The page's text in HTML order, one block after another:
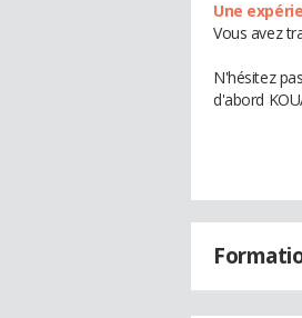
Une
Vous avez
N'hésitez
d'abord